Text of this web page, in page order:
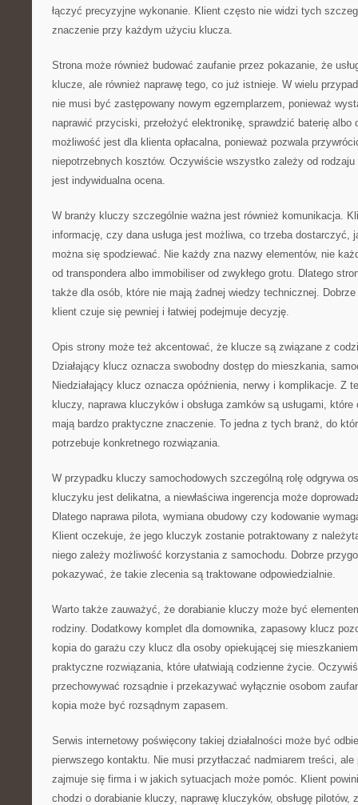
łączyć precyzyjne wykonanie. Klient często nie widzi tych
znaczenie przy każdym użyciu klucza.
Strona może również budować zaufanie przez pokazanie, że
klucze, ale również naprawę tego, co już istnieje. W wielu
nie musi być zastępowany nowym egzemplarzem, ponieważ
naprawić przyciski, przełożyć elektronikę, sprawdzić baterię albo
możliwość jest dla klienta opłacalna, ponieważ pozwala
niepotrzebnych kosztów. Oczywiście wszystko zależy od
jest indywidualna ocena.
W branży kluczy szczególnie ważna jest również komunikacja.
informację, czy dana usługa jest możliwa, co trzeba dostarczyć,
można się spodziewać. Nie każdy zna nazwy elementów, nie
od transpondera albo immobiliser od zwykłego grotu. Dlatego
także dla osób, które nie mają żadnej wiedzy technicznej. Dobrze
klient czuje się pewniej i łatwiej podejmuje decyzję.
Opis strony może też akcentować, że klucze są związane z
Działający klucz oznacza swobodny dostęp do mieszkania,
Niedziałający klucz oznacza opóźnienia, nerwy i komplikacje. Z
kluczy, naprawa kluczyków i obsługa zamków są usługami,
mają bardzo praktyczne znaczenie. To jedna z tych branż, do
potrzebuje konkretnego rozwiązania.
W przypadku kluczy samochodowych szczególną rolę odgrywa
kluczyku jest delikatna, a niewłaściwa ingerencja może
Dlatego naprawa pilota, wymiana obudowy czy kodowanie
Klient oczekuje, że jego kluczyk zostanie potraktowany z
niego zależy możliwość korzystania z samochodu. Dobrze
pokazywać, że takie zlecenia są traktowane odpowiedzialnie.
Warto także zauważyć, że dorabianie kluczy może być
rodziny. Dodatkowy komplet dla domownika, zapasowy klucz
kopia do garażu czy klucz dla osoby opiekującej się
praktyczne rozwiązania, które ułatwiają codzienne życie.
przechowywać rozsądnie i przekazywać wyłącznie osobom
kopia może być rozsądnym zapasem.
Serwis internetowy poświęcony takiej działalności może być
pierwszego kontaktu. Nie musi przytłaczać nadmiarem treści,
zajmuje się firma i w jakich sytuacjach może pomóc. Klient
chodzi o dorabianie kluczy, naprawę kluczyków, obsługę pilotów,